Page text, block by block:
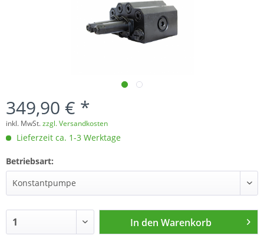
349,90 € *
inkl. MwSt.zzgl. Versandkosten
Lieferzeit ca. 1-3 Werktage
Betriebsart:
In den Warenkorb